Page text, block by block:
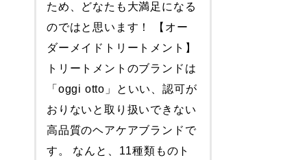
ため、どなたも大満足になる
のではと思います！ 【オー
ダーメイドトリートメント】
トリートメントのブランドは
「oggi otto」といい、認可が
おりないと取り扱いできない
高品質のヘアケアブランドで
す。 なんと、11種類ものト